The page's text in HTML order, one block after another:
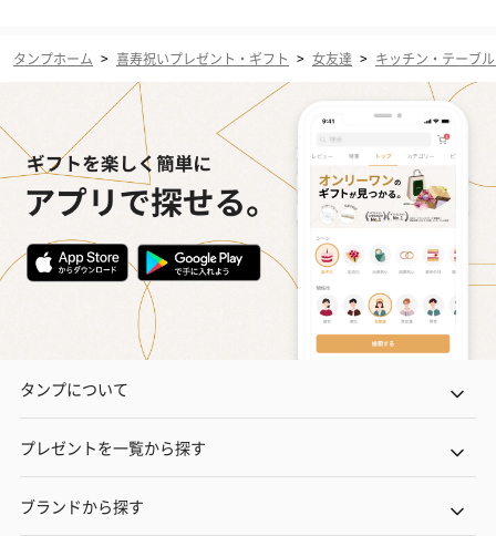
タンプホーム > 喜寿祝いプレゼント・ギフト > 女友達 > キッチン・テーブ
タンプについて
プレゼントを一覧から探す
ブランドから探す